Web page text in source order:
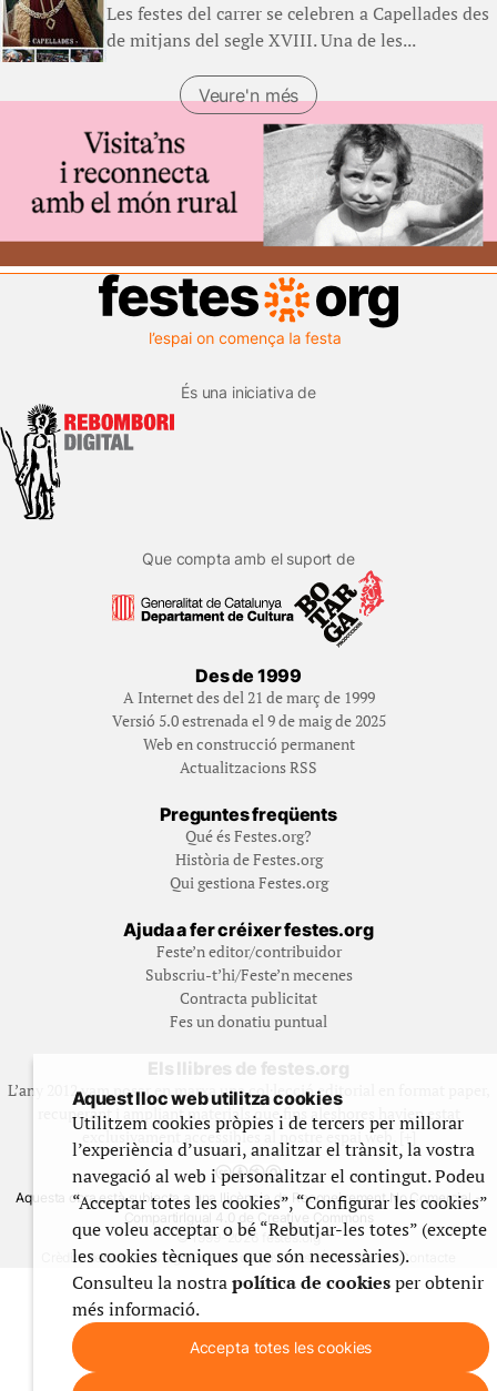
Les festes del carrer se celebren a Capellades des
de mitjans del segle XVIII. Una de les...
Veure'n més
(Llibres)
És una iniciativa de
Que compta amb el suport de
Des de 1999
A Internet des del 21 de març de 1999
Versió 5.0 estrenada el 9 de maig de 2025
Web en construcció permanent
Actualitzacions RSS
Preguntes freqüents
Qué és Festes.org?
Història de Festes.org
Qui gestiona Festes.org
Ajuda a fer créixer festes.org
Feste’n editor/contribuidor
Subscriu-t’hi/Feste’n mecenes
Contracta publicitat
Fes un donatiu puntual
Els llibres de festes.org
L’any 2012 vam posar en marxa una col·lecció editorial en format paper,
recuperant i ampliant materials que fins aleshores havien estat
exclusivament accessibles al nostre espai web. [+]
Aquesta obra està subjecta a una llicència de Reconeixement No Comercial -
CompartirIgual 4.0 de Creative Commons
© 1999-2026 festes.org
Crèdits del webAvís legalPolítica de privadesaÚs de galetesContacte
Aquest lloc web utilitza cookies
Utilitzem cookies pròpies i de tercers per millorar
l’experiència d’usuari, analitzar el trànsit, la vostra
navegació al web i personalitzar el contingut. Podeu
“Acceptar totes les cookies”, “Configurar les cookies”
que voleu acceptar o bé “Rebutjar-les totes” (excepte
les cookies tècniques que són necessàries).
Consulteu la nostrapolítica de cookiesper obtenir
més informació.
Accepta totes les cookies